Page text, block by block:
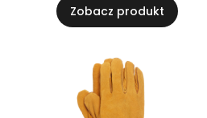
Zobacz produkt